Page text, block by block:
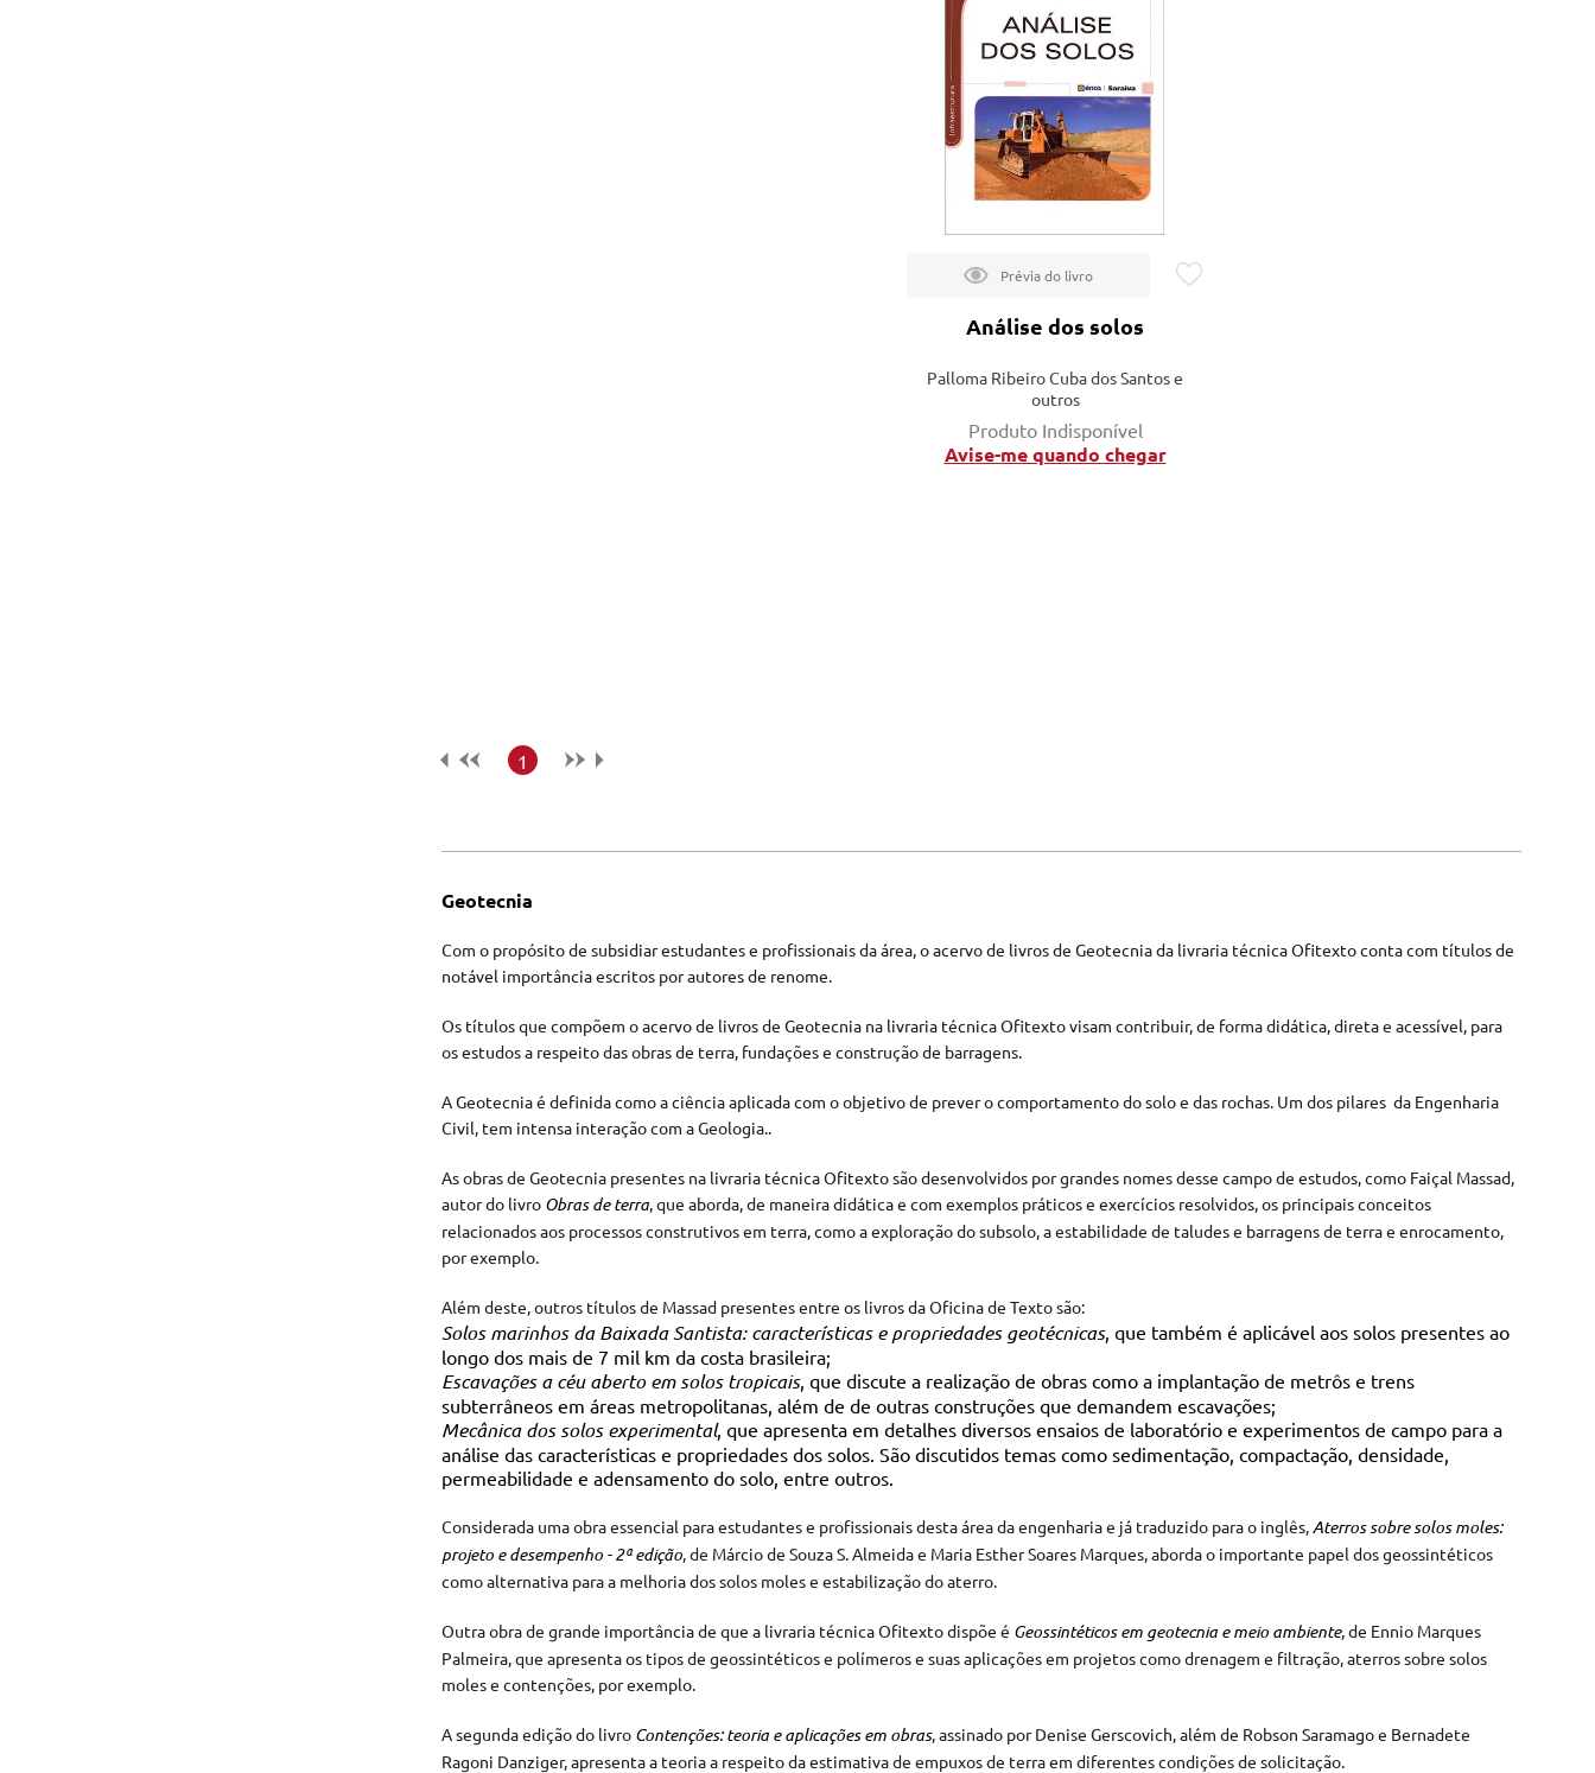
Análise dos solos
Palloma Ribeiro Cuba dos Santos e
outros
Produto Indisponível
Avise-me quando chegar
1
Geotecnia
Com o propósito de subsidiar estudantes e profissionais da área, o acervo de livros de Geotecnia da livraria técnica Ofitexto conta com títulos de
notável importância escritos por autores de renome.
Os títulos que compõem o acervo de livros de Geotecnia na livraria técnica Ofitexto visam contribuir, de forma didática, direta e acessível, para
os estudos a respeito das obras de terra, fundações e construção de barragens.
A Geotecnia é definida como a ciência aplicada com o objetivo de prever o comportamento do solo e das rochas. Um dos pilares da Engenharia
Civil, tem intensa interação com a Geologia..
As obras de Geotecnia presentes na livraria técnica Ofitexto são desenvolvidos por grandes nomes desse campo de estudos, como Faiçal Massad,
autor do livro Obras de terra, que aborda, de maneira didática e com exemplos práticos e exercícios resolvidos, os principais conceitos
relacionados aos processos construtivos em terra, como a exploração do subsolo, a estabilidade de taludes e barragens de terra e enrocamento,
por exemplo.
Além deste, outros títulos de Massad presentes entre os livros da Oficina de Texto são:
Solos marinhos da Baixada Santista: características e propriedades geotécnicas, que também é aplicável aos solos presentes ao
longo dos mais de 7 mil km da costa brasileira;
Escavações a céu aberto em solos tropicais, que discute a realização de obras como a implantação de metrôs e trens
subterrâneos em áreas metropolitanas, além de de outras construções que demandem escavações;
Mecânica dos solos experimental, que apresenta em detalhes diversos ensaios de laboratório e experimentos de campo para a
análise das características e propriedades dos solos. São discutidos temas como sedimentação, compactação, densidade,
permeabilidade e adensamento do solo, entre outros.
Considerada uma obra essencial para estudantes e profissionais desta área da engenharia e já traduzido para o inglês,Aterros sobre solos moles:
projeto e desempenho - 2ª edição, de Márcio de Souza S. Almeida e Maria Esther Soares Marques, aborda o importante papel dos geossintéticos
como alternativa para a melhoria dos solos moles e estabilização do aterro.
Outra obra de grande importância de que a livraria técnica Ofitexto dispõe é Geossintéticos em geotecnia e meio ambiente, de Ennio Marques
Palmeira, que apresenta os tipos de geossintéticos e polímeros e suas aplicações em projetos como drenagem e filtração, aterros sobre solos
moles e contenções, por exemplo.
A segunda edição do livro Contenções: teoria e aplicações em obras, assinado por Denise Gerscovich, além de Robson Saramago e Bernadete
Ragoni Danziger, apresenta a teoria a respeito da estimativa de empuxos de terra em diferentes condições de solicitação.